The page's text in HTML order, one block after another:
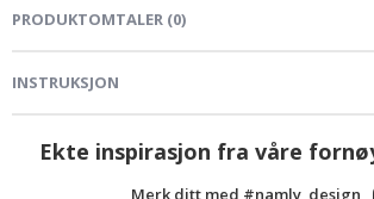
PRODUKTOMTALER (0)
INSTRUKSJON
Ekte inspirasjon fra våre
Merk ditt med #namly_design